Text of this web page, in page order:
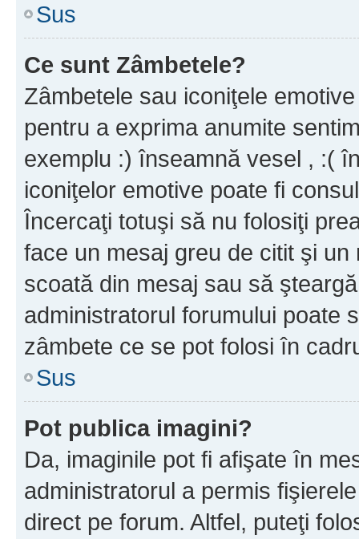
Sus
Ce sunt Zâmbetele?
Zâmbetele sau iconiţele
pentru a exprima anumite
exemplu :) înseamnă vesel , :(
iconiţelor emotive poate fi
Încercaţi totuşi să nu folosiţi
face un mesaj greu de citit şi
scoată din mesaj sau să
administratorul forumului poate
zâmbete ce se pot folosi în
Sus
Pot publica imagini?
Da, imaginile pot fi afişate în
administratorul a permis
direct pe forum. Altfel, puteţi